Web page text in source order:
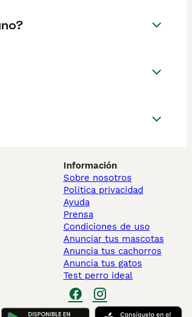
Información
Sobre nosotros
Politica privacidad
Ayuda
Prensa
Condiciones de uso
Anunciar tus mascotas
Anuncia tus cachorros
Anuncia tus gatos
Test perro ideal